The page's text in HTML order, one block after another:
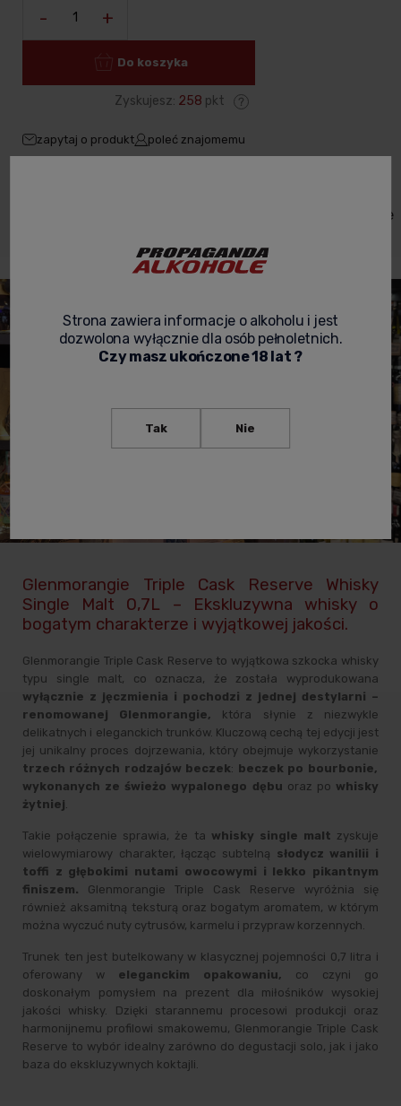
- +
Do koszyka
Zyskujesz: 258 pkt
zapytaj o produkt poleć znajomemu
Zabezpieczenie
Glenmorangie Triple Cask Reserve Whisky
Single Malt 0,7L – Ekskluzywna whisky o
bogatym charakterze i wyjątkowej jakości.
Glenmorangie Triple Cask Reserve to wyjątkowa szkocka whisky
typu single malt, co oznacza, że została wyprodukowana
wyłącznie z jęczmienia i pochodzi z jednej destylarni –
renomowanej Glenmorangie, która słynie z niezwykle
delikatnych i eleganckich trunków. Kluczową cechą tej edycji jest
jej unikalny proces dojrzewania, który obejmuje wykorzystanie
trzech różnych rodzajów beczek: beczek po bourbonie,
wykonanych ze świeżo wypalonego dębu oraz po whisky
żytniej
Takie połączenie sprawia, że ta whisky single malt zyskuje
wielowymiarowy charakter, łącząc subtelną słodycz wanilii i
toffi z głębokimi nutami owocowymi i lekko pikantnym
finiszem. Glenmorangie Triple Cask Reserve wyróżnia się
również aksamitną teksturą oraz bogatym aromatem, w którym
można wyczuć nuty cytrusów, karmelu i przypraw korzennych.
Trunek ten jest butelkowany w klasycznej pojemności 0,7 litra i
oferowany w eleganckim opakowaniu, co czyni go
doskonałym pomysłem na prezent dla miłośników wysokiej
jakości whisky. Dzięki starannemu procesowi produkcji oraz
harmonijnemu profilowi smakowemu, Glenmorangie Triple Cask
Reserve to wybór idealny zarówno do degustacji solo, jak i jako
baza do ekskluzywnych koktajli.
Strona zawiera informacje o alkoholu i jest
dozwolona wyłącznie dla osób pełnoletnich.
Czy masz ukończone 18 lat ?
Tak Nie